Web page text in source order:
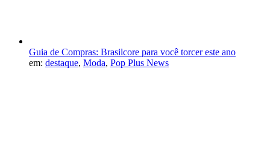
Guia de Compras: Brasilcore para você torcer este ano
em: destaque, Moda, Pop Plus News